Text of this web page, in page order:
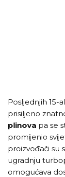
Posljednjih 15-
prisiljeno
plinova pa se
promijenio
proizvođači su
ugradnju
omogućava